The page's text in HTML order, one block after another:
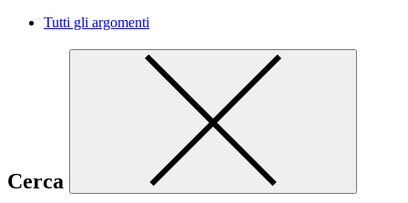
Tutti gli argomenti
Cerca